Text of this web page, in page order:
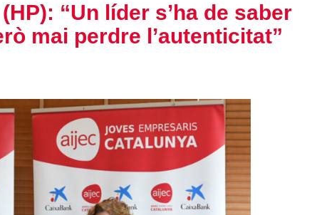
“Un líder s’ha de saber
mai perdre l’autenticitat”